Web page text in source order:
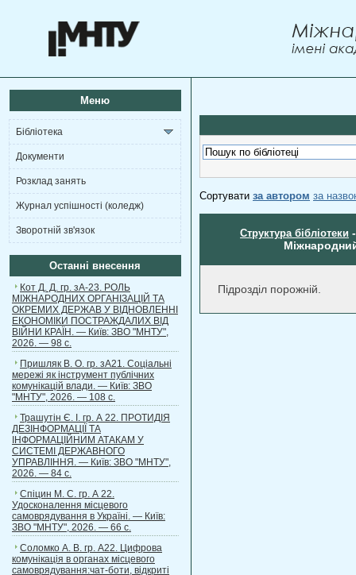
Меню
Бібліотека
Документи
Розклад занять
Журнал успішності (коледж)
Зворотній зв'язок
Останні внесення
Кот Д. Д. гр. зА-23. РОЛЬ
МІЖНАРОДНИХ ОРГАНІЗАЦІЙ ТА
ОКРЕМИХ ДЕРЖАВ У ВІДНОВЛЕННІ
ЕКОНОМІКИ ПОСТРАЖДАЛИХ ВІД
ВІЙНИ КРАЇН. — Київ: ЗВО "МНТУ",
2026. — 98 с.
Пришляк В. О. гр. зА21. Соціальні
мережі як інструмент публічних
комунікацій влади. — Київ: ЗВО
"МНТУ", 2026. — 108 с.
Трашутін Є. І. гр. А 22. ПРОТИДІЯ
ДЕЗІНФОРМАЦІЇ ТА
ІНФОРМАЦІЙНИМ АТАКАМ У
СИСТЕМІ ДЕРЖАВНОГО
УПРАВЛІННЯ. — Київ: ЗВО "МНТУ",
2026. — 84 с.
Спіцин М. С. гр. А 22.
Удосконалення місцевого
самоврядування в Україні. — Київ:
ЗВО "МНТУ", 2026. — 66 с.
Соломко А. В. гр. А22. Цифрова
комунікація в органах місцевого
самоврядування:чат-боти, відкриті
Сортувати за автором за
Структура бібліотеки
Підрозділ порожній.